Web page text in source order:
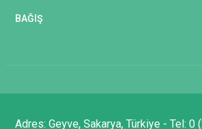
BAĞIŞ
Adres: Geyve, Sakarya, Türkiye - Tel: 0